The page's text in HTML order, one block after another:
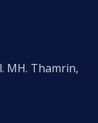
MH. Thamrin,